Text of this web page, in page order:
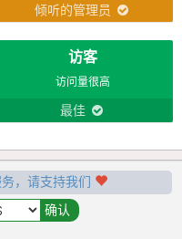
倾听的管理员
访客
访问量很高
最佳
，请支持我们